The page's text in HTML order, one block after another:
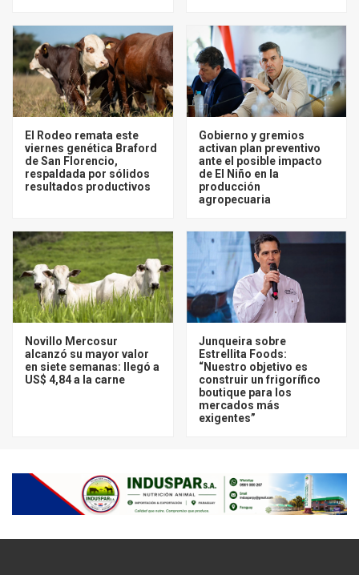
El Rodeo remata este
viernes genética Braford
de San Florencio,
respaldada por sólidos
resultados productivos
Gobierno y gremios
activan plan preventivo
ante el posible impacto
de El Niño en la
producción
agropecuaria
Novillo Mercosur
alcanzó su mayor valor
en siete semanas: llegó a
US$ 4,84 a la carne
Junqueira sobre
Estrellita Foods:
“Nuestro objetivo es
construir un frigorífico
boutique para los
mercados más
exigentes”